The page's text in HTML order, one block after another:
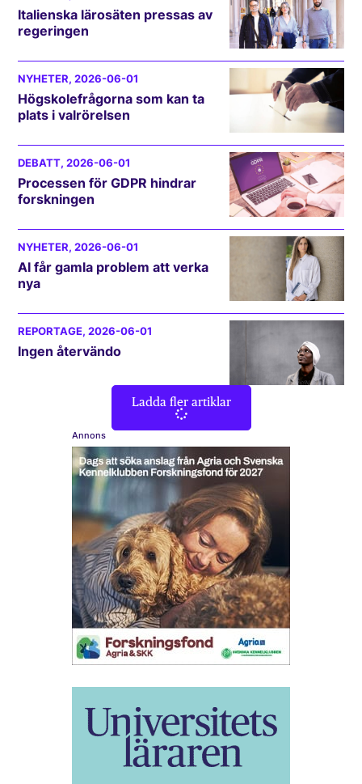
Italienska lärosäten pressas av
regeringen
NYHETER, 2026-06-01
Högskolefrågorna som kan ta
plats i valrörelsen
DEBATT, 2026-06-01
Processen för GDPR hindrar
forskningen
NYHETER, 2026-06-01
AI får gamla problem att verka
nya
REPORTAGE, 2026-06-01
Ingen återvändo
Ladda fler artiklar
Annons